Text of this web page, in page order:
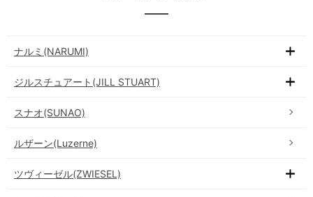
ナルミ(NARUMI)
ジルスチュアート(JILL STUART)
スナオ(SUNAO)
ルザーン(Luzerne)
ツヴィーゼル(ZWIESEL)